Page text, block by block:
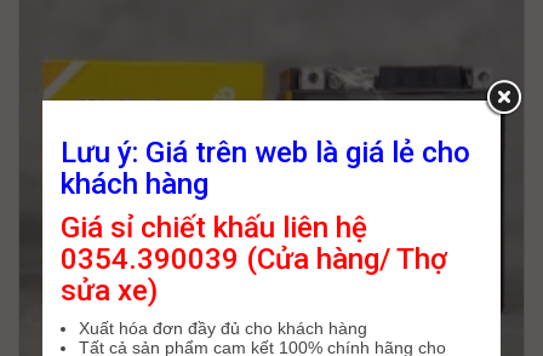
Lưu ý: Giá trên web là giá lẻ cho
khách hàng
Giá sỉ chiết khấu liên hệ
0354.390039 (Cửa hàng/ Thợ
sửa xe)
Xuất hóa đơn đầy đủ cho khách hàng
Tất cả sản phẩm cam kết 100% chính hãng cho